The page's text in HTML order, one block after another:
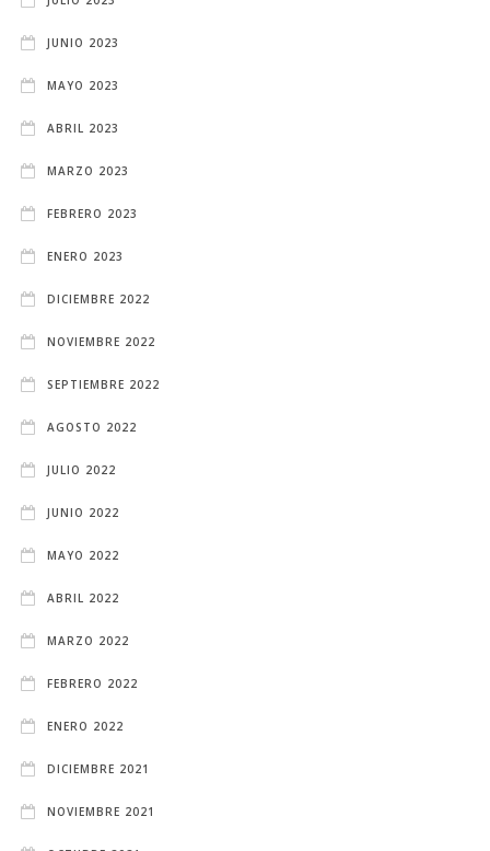
JUNIO 2023
MAYO 2023
ABRIL 2023
MARZO 2023
FEBRERO 2023
ENERO 2023
DICIEMBRE 2022
NOVIEMBRE 2022
SEPTIEMBRE 2022
AGOSTO 2022
JULIO 2022
JUNIO 2022
MAYO 2022
ABRIL 2022
MARZO 2022
FEBRERO 2022
ENERO 2022
DICIEMBRE 2021
NOVIEMBRE 2021